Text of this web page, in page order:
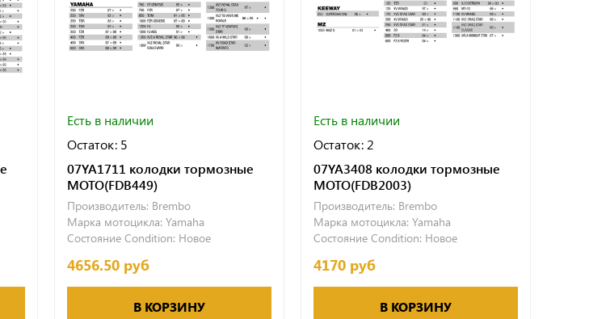
Есть в наличии
Остаток: 5
07YA1711 колодки тормозные
МОТО(FDB449)
Производитель: Brembo
Марка мотоцикла: Yamaha
Состояние Condition: Новое
4656.50 руб
В КОРЗИНУ
Есть в наличии
Остаток: 2
07YA3408 колодки тормозные
МОТО(FDB2003)
Производитель: Brembo
Марка мотоцикла: Yamaha
Состояние Condition: Новое
4170 руб
В КОРЗИНУ